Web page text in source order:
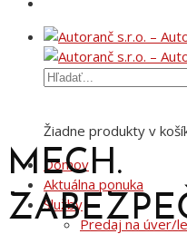
Žiadne produkty v
Domov
Aktuálna ponuka
Služby
Predaj na úver/
MECH.